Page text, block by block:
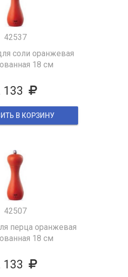
42537
соли оранжевая
18 см
133
В КОРЗИНУ
42507
перца оранжевая
18 см
133